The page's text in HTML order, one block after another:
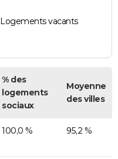
Logements vacants
% des
logements
sociaux
Moyenne
des villes
100,0 % 95,2 %